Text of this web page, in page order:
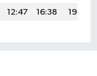
12:47 16:38 19:49